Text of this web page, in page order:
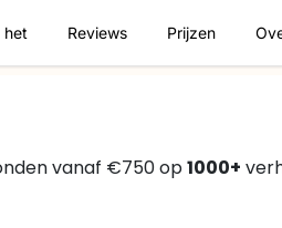
het Reviews Prijzen
vanaf €750 op1000+